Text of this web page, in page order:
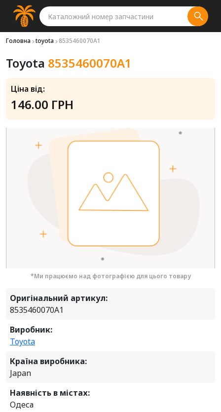
Головна toyota 8535460070A1
Toyota 8535460070A1
Ціна від:
146.00 ГРН
*Ми працюємо над фотографією для цього товару
Оригінальний артикул:
8535460070A1
Виробник:
Toyota
Країна виробника:
Japan
Наявність в містах:
Одеса